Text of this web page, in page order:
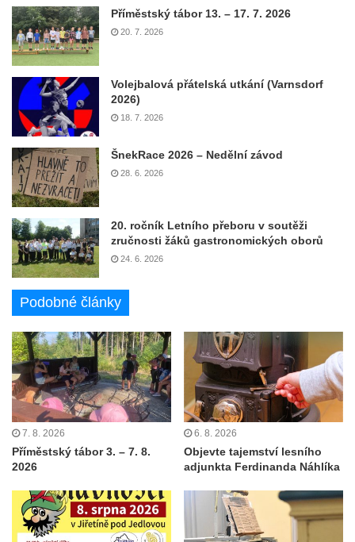
Příměstský tábor 13. – 17. 7. 2026
20. 7. 2026
Volejbalová přátelská utkání (Varnsdorf
2026)
18. 7. 2026
ŠnekRace 2026 – Nedělní závod
28. 6. 2026
20. ročník Letního přeboru v soutěži
zručnosti žáků gastronomických oborů
24. 6. 2026
Podobné články
7. 8. 2026
Příměstský tábor 3. – 7. 8.
2026
6. 8. 2026
Objevte tajemství lesního
adjunkta Ferdinanda Náhlíka